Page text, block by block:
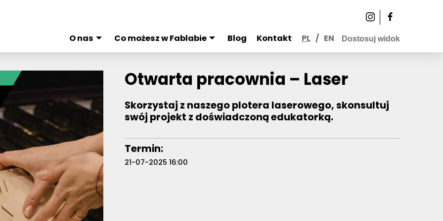
O nas Co możesz w Fablabie Blog Kontakt PL / EN Dostosuj widok
Otwarta pracownia – Laser
Skorzystaj z naszego plotera laserowego, skonsultuj
swój projekt z doświadczoną edukatorką.
Termin:
21-07-2025 16:00